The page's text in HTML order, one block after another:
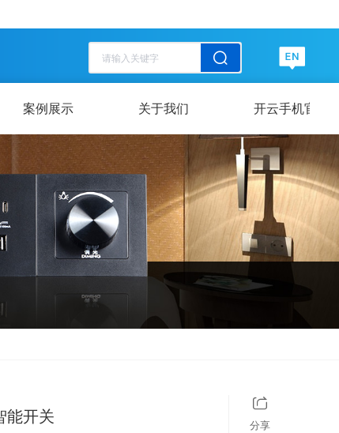
清空记录
历史记录
清空记录
案例展示 关于我们 开云手机官方
能开关 分享